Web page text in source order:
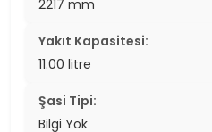
2217 mm
Yakıt Kapasitesi:
11.00 litre
Şasi Tipi:
Bilgi Yok